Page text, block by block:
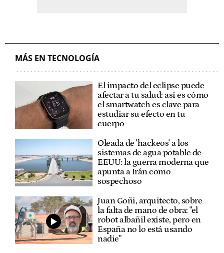
MÁS EN TECNOLOGÍA
El impacto del eclipse puede
afectar a tu salud: así es cómo
el smartwatch es clave para
estudiar su efecto en tu
cuerpo
Oleada de 'hackeos' a los
sistemas de agua potable de
EEUU: la guerra moderna que
apunta a Irán como
sospechoso
Juan Goñi, arquitecto, sobre
la falta de mano de obra: "el
robot albañil existe, pero en
España no lo está usando
nadie"